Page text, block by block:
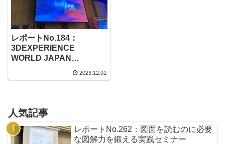
レポートNo.184：
3DEXPERIENCE
WORLD JAPAN
2023.12.01
人気記事
レポートNo.262：図面を読むのに必要
な図解力を鍛える実践セミナー